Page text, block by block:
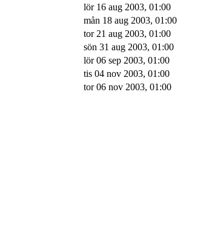
lör 16 aug 2003, 01:00
mån 18 aug 2003, 01:00
tor 21 aug 2003, 01:00
sön 31 aug 2003, 01:00
lör 06 sep 2003, 01:00
tis 04 nov 2003, 01:00
tor 06 nov 2003, 01:00